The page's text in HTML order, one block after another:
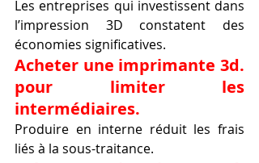
Les entreprises qui investissent dans
l’impression 3D constatent des
économies significatives.
Acheter une imprimante 3d.
pour limiter les
intermédiaires.
Produire en interne réduit les frais
liés à la sous-traitance.